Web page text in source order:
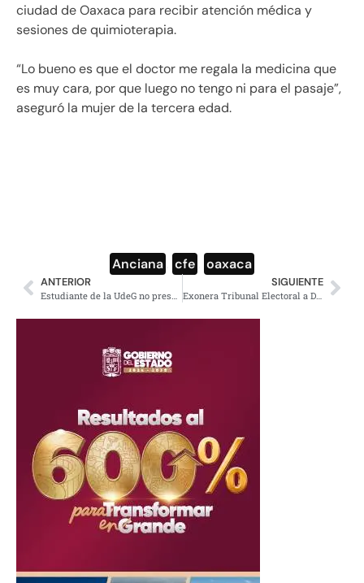
ciudad de Oaxaca para recibir atención médica y
sesiones de quimioterapia.
“Lo bueno es que el doctor me regala la medicina que
es muy cara, por que luego no tengo ni para el pasaje”,
aseguró la mujer de la tercera edad.
Anciana cfe oaxaca
ANTERIOR SIGUIENTE
Exonera Tribunal Electoral a Del Mazo por entrega masiva de Salario Rosa